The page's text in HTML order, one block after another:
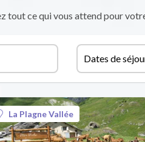
tout ce qui vous attend pour
Dates de
La Plagne Vallée